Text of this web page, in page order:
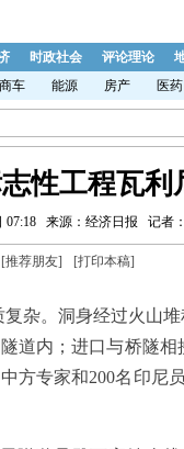
时政社会 评论理论
商车 能源 房产 医药
性工程瓦
07:18 来源：经济日报 记者
[推荐朋友] [打印本稿]
。洞身经过火山
道内；进口与桥隧
方专家和200名印尼